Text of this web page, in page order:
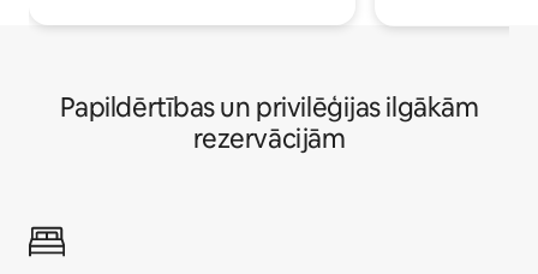
Papildērtības un privilēģijas ilgākām
rezervācijām